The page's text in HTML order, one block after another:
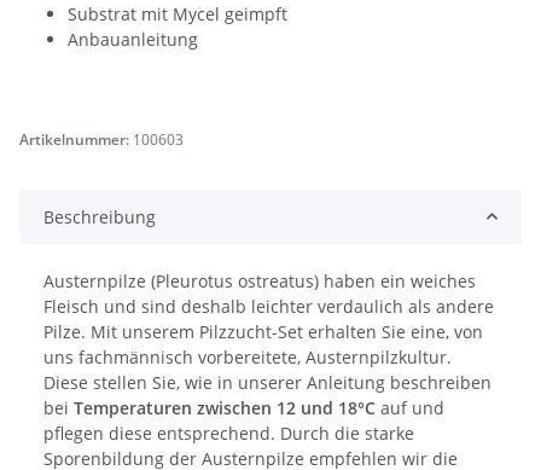
Artikelnummer: 100603
Substrat mit Mycel geimpft
Anbauanleitung
Beschreibung
Austernpilze (Pleurotus ostreatus) haben ein weiches
Fleisch und sind deshalb leichter verdaulich als andere
Pilze. Mit unserem Pilzzucht-Set erhalten Sie eine, von
uns fachmännisch vorbereitete, Austernpilzkultur.
Diese stellen Sie, wie in unserer Anleitung beschreiben
bei Temperaturen zwischen 12 und 18°C auf und
pflegen diese entsprechend. Durch die starke
Sporenbildung der Austernpilze empfehlen wir die